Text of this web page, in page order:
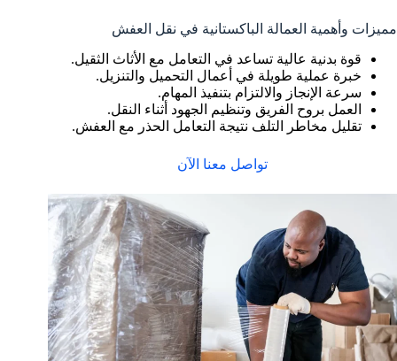
مميزات وأهمية العمالة الباكستانية في نقل العفش
قوة بدنية عالية تساعد في التعامل مع الأثاث الثقيل.
خبرة عملية طويلة في أعمال التحميل والتنزيل.
سرعة الإنجاز والالتزام بتنفيذ المهام.
العمل بروح الفريق وتنظيم الجهود أثناء النقل.
تقليل مخاطر التلف نتيجة التعامل الحذر مع العفش.
تواصل معنا الآن